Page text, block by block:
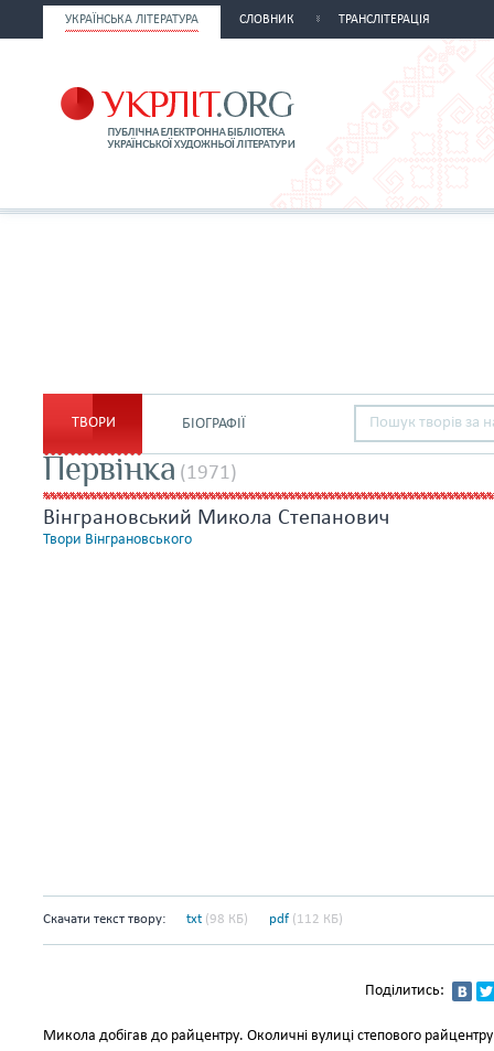
УКРАЇНСЬКА ЛІТЕРАТУРА СЛОВНИК ТРАНСЛІТЕРАЦІЯ
ТВОРИ БІОГРАФІЇ
Первінка (1971)
Вінграновський Микола Степанович
Твори Вінграновського
Скачати текст твору: txt (98 КБ) pdf (112 КБ)
Поділитись:
Микола добігав до райцентру. Околичні вулиці степового